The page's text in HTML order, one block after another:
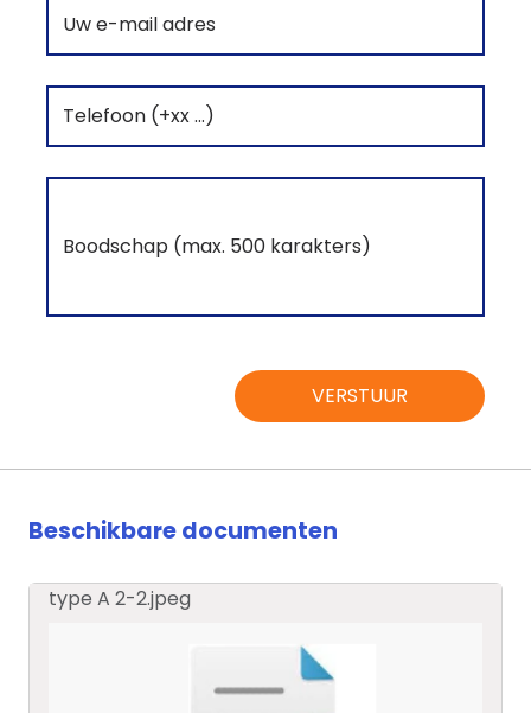
VERSTUUR
Beschikbare documenten
type A 2-2.jpeg